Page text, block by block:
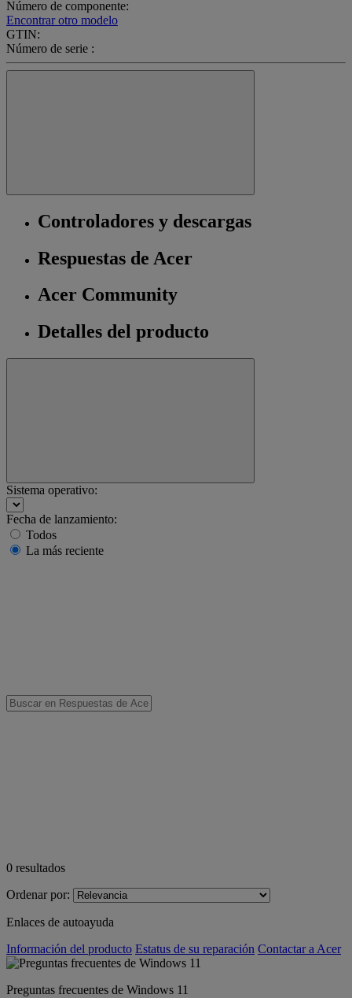
Número de componente:
Encontrar otro modelo
GTIN:
Número de serie :
Controladores y descargas
Respuestas de Acer
Acer Community
Detalles del producto
Sistema operativo:
Fecha de lanzamiento:
Todos
La más reciente
0 resultados
Ordenar por:
Enlaces de autoayuda
Información del producto Estatus de su reparación Contactar a Acer
Preguntas frecuentes de Windows 11